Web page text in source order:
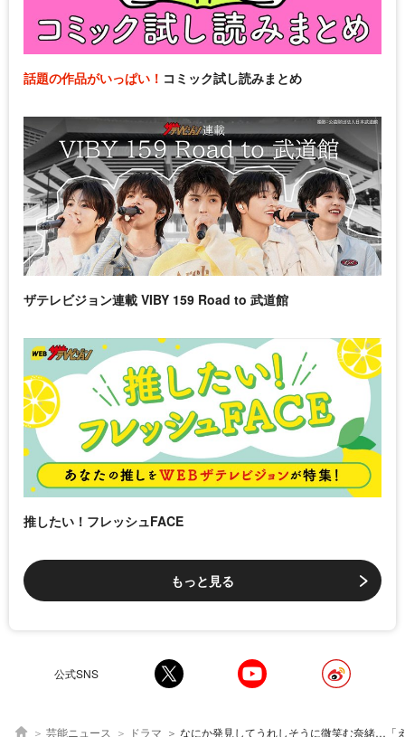
話題の作品がいっぱい！ コミック試し読みまとめ
ザテレビジョン連載 VIBY 159 Road to 武道館
推したい！フレッシュFACE
もっと見る
公式SNS
芸能ニュース ドラマ なにか発見してうれしそうに微笑む奈緒…「えー見せてほしい〜」の声＜あのクズを殴ってやりた